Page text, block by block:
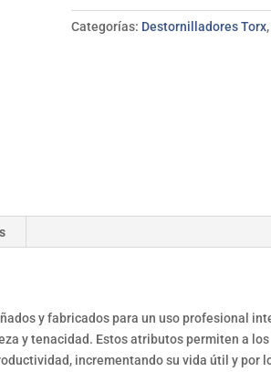
Categorías: Destornilladores Torx,
y fabricados para un uso profesional
y tenacidad. Estos atributos permiten a
incrementando su vida útil y por